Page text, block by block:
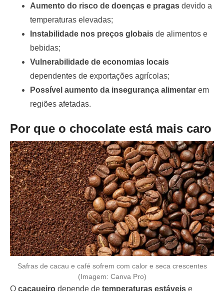
Aumento do risco de doenças e pragas devido a
temperaturas elevadas;
Instabilidade nos preços globais de alimentos e
bebidas;
Vulnerabilidade de economias locais
dependentes de exportações agrícolas;
Possível aumento da insegurança alimentar em
regiões afetadas.
Por que o chocolate está mais caro
Safras de cacau e café sofrem com calor e seca crescentes
(Imagem: Canva Pro)
O cacaueiro depende de temperaturas estáveis e